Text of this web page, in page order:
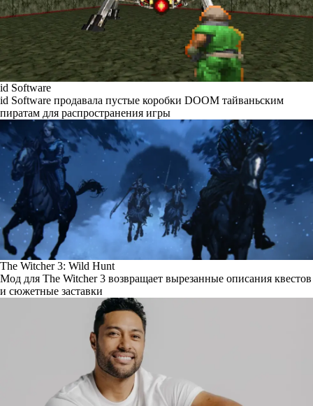
id Software
id Software продавала пустые коробки DOOM тайваньским
пиратам для распространения игры
The Witcher 3: Wild Hunt
Мод для The Witcher 3 возвращает вырезанные описания квестов
и сюжетные заставки